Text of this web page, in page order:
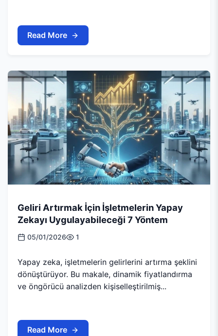
Read More
Geliri Artırmak İçin İşletmelerin Yapay
Zekayı Uygulayabileceği 7 Yöntem
05/01/2026 1
Yapay zeka, işletmelerin gelirlerini artırma şeklini
dönüştürüyor. Bu makale, dinamik fiyatlandırma
ve öngörücü analizden kişiselleştirilmiş...
Read More